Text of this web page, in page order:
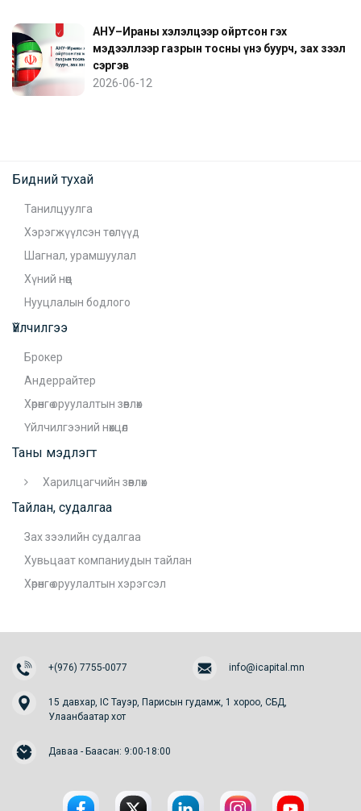
АНУ–Ираны хэлэлцээр ойртсон гэх
мэдээллээр газрын тосны үнэ буурч, зах зээл
сэргэв
2026-06-12
Бидний тухай
Танилцуулга
Хэрэгжүүлсэн төслүүд
Шагнал, урамшуулал
Хүний нөөц
Нууцлалын бодлого
Үйлчилгээ
Брокер
Андеррайтер
Хөрөнгө оруулалтын зөвлөх
Үйлчилгээний нөхцөл
Таны мэдлэгт
Харилцагчийн зөвлөх
Тайлан, судалгаа
Зах зээлийн судалгаа
Хувьцаат компаниудын тайлан
Хөрөнгө оруулалтын хэрэгсэл
+(976) 7755-0077 info@icapital.mn
15 давхар, IC Тауэр, Парисын гудамж, 1 хороо, СБД,
Улаанбаатар хот
Даваа - Баасан: 9:00-18:00